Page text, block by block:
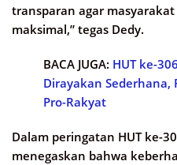
transparan agar
maksimal,” tegas Dedy.
BACA JUGA: HUT ke-
Dirayakan Sederhana,
Pro-Rakyat
Dalam peringatan HUT ke-
menegaskan bahwa